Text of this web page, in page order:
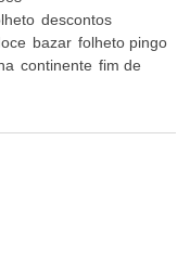
descontos
bazar folheto pingo
continente fim de